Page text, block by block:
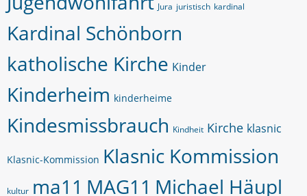
Jura juristisch kardinal
Kardinal Schönborn
katholische Kirche Kinder
Kinderheim kinderheime
Kindesmissbrauch Kindheit Kirche klasnic
Klasnic-Kommission Klasnic Kommission
kultur ma11 MAG11 Michael Häupl